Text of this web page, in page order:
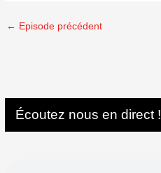
← Episode précédent
Écoutez nous en direct !